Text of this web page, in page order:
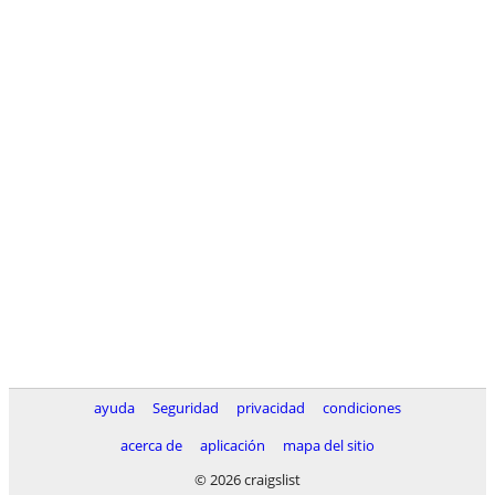
ayuda Seguridad privacidad
condiciones
acerca de
aplicación
mapa del sitio
© 2026 craigslist